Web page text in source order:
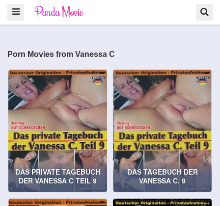
Porn Movies from Vanessa C
DAS PRIVATE TAGEBUCH
DER VANESSA C TEIL 9
DAS TAGEBUCH DER
VANESSA C. 9